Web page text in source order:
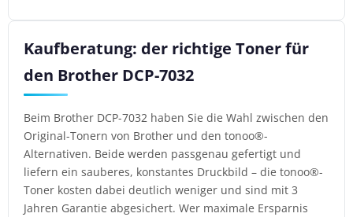
Kaufberatung: der richtige Toner für
den Brother DCP-7032
Beim Brother DCP-7032 haben Sie die Wahl zwischen den
Original-Tonern von Brother und den tonoo®-
Alternativen. Beide werden passgenau gefertigt und
liefern ein sauberes, konstantes Druckbild – die tonoo®-
Toner kosten dabei deutlich weniger und sind mit 3
Jahren Garantie abgesichert. Wer maximale Ersparnis